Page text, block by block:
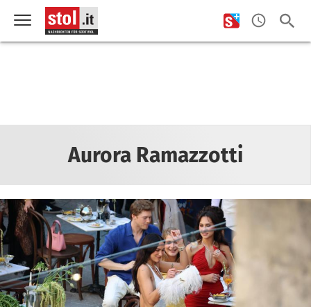
Aurora Ramazzotti